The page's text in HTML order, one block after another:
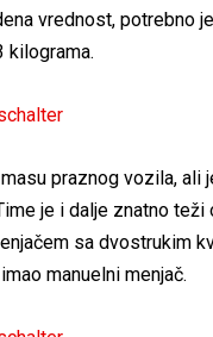
vrednost, potrebno
kilograma.
praznog vozila,
je i dalje znatno
sa dvostrukim
manuelni menjač.